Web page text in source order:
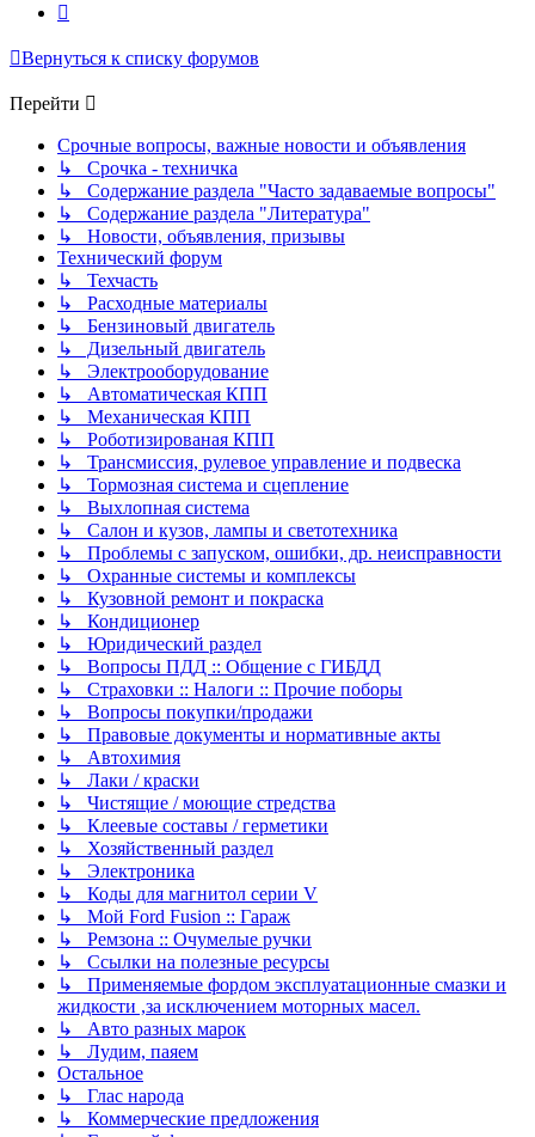
Вернуться к списку форумов
Перейти
Срочные вопросы, важные новости и объявления
↳ Срочка - техничка
↳ Содержание раздела "Часто задаваемые вопросы"
↳ Содержание раздела "Литература"
↳ Новости, объявления, призывы
Технический форум
↳ Техчасть
↳ Расходные материалы
↳ Бензиновый двигатель
↳ Дизельный двигатель
↳ Электрооборудование
↳ Автоматическая КПП
↳ Механическая КПП
↳ Роботизированая КПП
↳ Трансмиссия, рулевое управление и подвеска
↳ Тормозная система и сцепление
↳ Выхлопная система
↳ Салон и кузов, лампы и светотехника
↳ Проблемы с запуском, ошибки, др. неисправности
↳ Охранные системы и комплексы
↳ Кузовной ремонт и покраска
↳ Кондиционер
↳ Юридический раздел
↳ Вопросы ПДД :: Общение с ГИБДД
↳ Страховки :: Налоги :: Прочие поборы
↳ Вопросы покупки/продажи
↳ Правовые документы и нормативные акты
↳ Автохимия
↳ Лаки / краски
↳ Чистящие / моющие стредства
↳ Клеевые составы / герметики
↳ Хозяйственный раздел
↳ Электроника
↳ Коды для магнитол серии V
↳ Мой Ford Fusion :: Гараж
↳ Ремзона :: Очумелые ручки
↳ Ссылки на полезные ресурсы
↳ Применяемые фордом эксплуатационные смазки и
жидкости ,за исключением моторных масел.
↳ Авто разных марок
↳ Лудим, паяем
Остальное
↳ Глас народа
↳ Коммерческие предложения